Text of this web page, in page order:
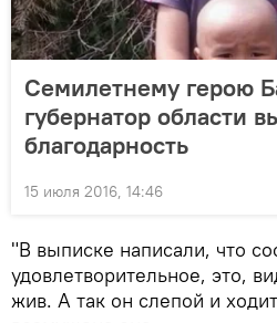
Семилетнему герою
губернатор области
благодарность
15 июля 2016, 14:46
"В выписке написали, что
удовлетворительное, это,
жив. А так он слепой и